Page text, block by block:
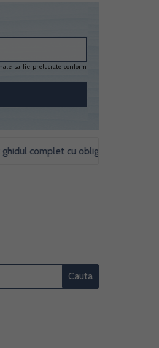
sa fie prelucrate conform
cu obligatii fiscale si studii